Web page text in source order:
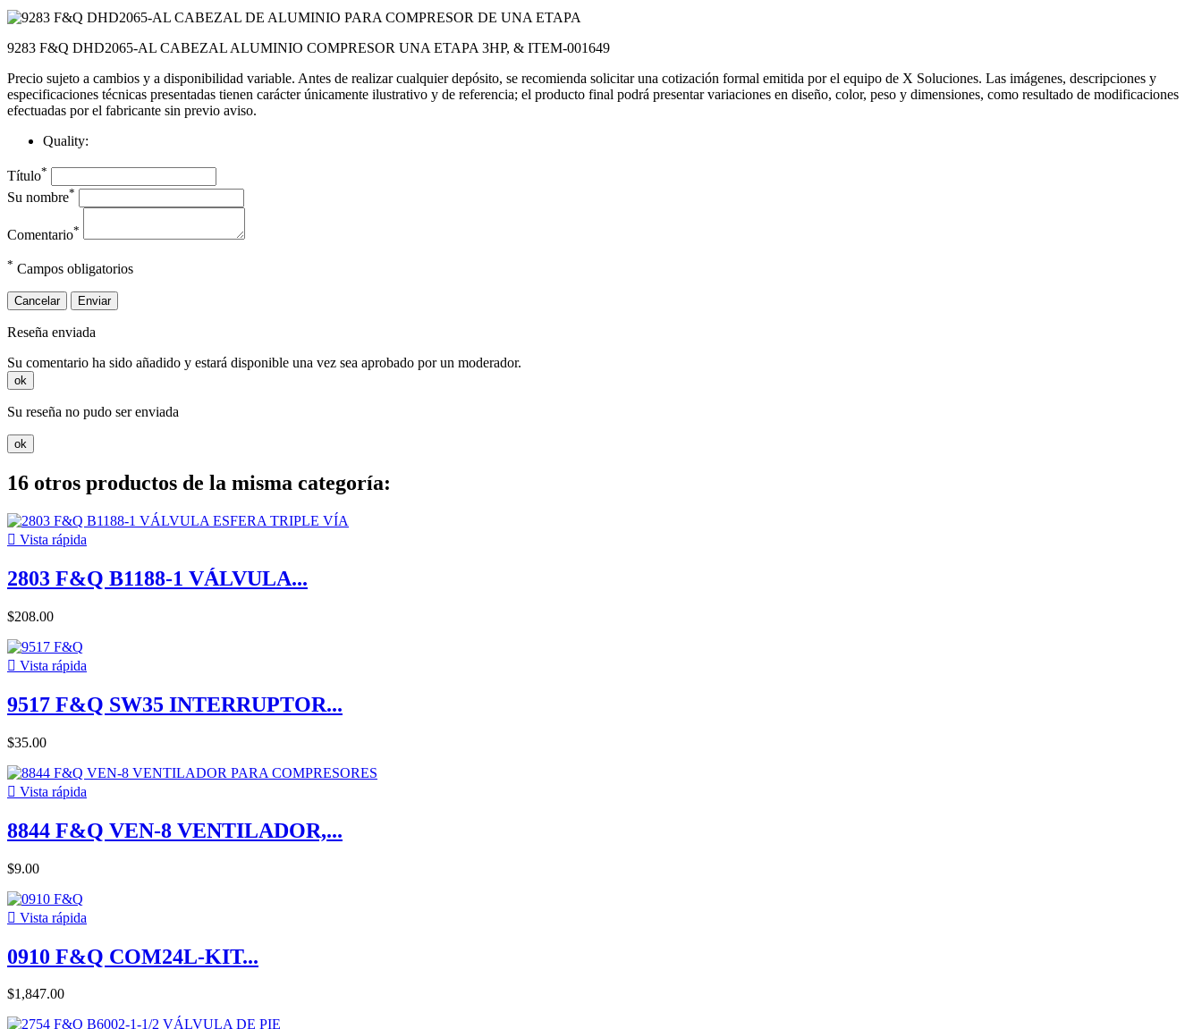
9283 F&Q DHD2065-AL CABEZAL ALUMINIO COMPRESOR UNA ETAPA 3HP, & ITEM-001649
Precio sujeto a cambios y a disponibilidad variable. Antes de realizar cualquier depósito, se recomienda solicitar una cotización formal emitida por el equipo de X Soluciones. Las imágenes, descripciones y
especificaciones técnicas presentadas tienen carácter únicamente ilustrativo y de referencia; el producto final podrá presentar variaciones en diseño, color, peso y dimensiones, como resultado de modificaciones
efectuadas por el fabricante sin previo aviso.
Quality:
Título*
Su nombre*
Comentario*
* Campos obligatorios
Cancelar Enviar
Reseña enviada
Su comentario ha sido añadido y estará disponible una vez sea aprobado por un moderador.
ok
Su reseña no pudo ser enviada
ok
16 otros productos de la misma categoría:
 Vista rápida
2803 F&Q B1188-1 VÁLVULA...
$208.00
 Vista rápida
9517 F&Q SW35 INTERRUPTOR...
$35.00
 Vista rápida
8844 F&Q VEN-8 VENTILADOR,...
$9.00
 Vista rápida
0910 F&Q COM24L-KIT...
$1,847.00